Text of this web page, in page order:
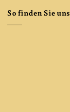
So finden Sie uns